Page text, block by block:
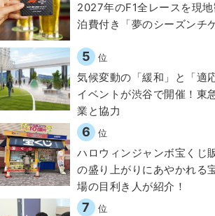
2027年のF1全レースを現
泊費付き「夢のシーズンチ
5 位
気候変動の「緩和」と「適
イベントが渋谷で開催！東
業と協力
6 位
ハロウィンジャンボ宝くじ
の盛り上がりにあやかれる
場の目利き人が紹介！
7 位